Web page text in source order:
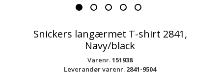
Snickers langærmet T-shirt 2841,
Navy/black
Varenr.151938
Leverandør varenr. 2841-9504